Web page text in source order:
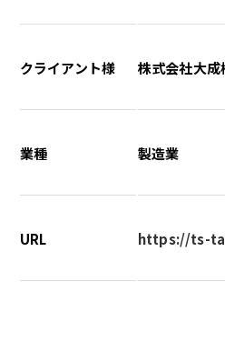
クライアント様 株式会社大成
業種 製造業
URL https://ts-